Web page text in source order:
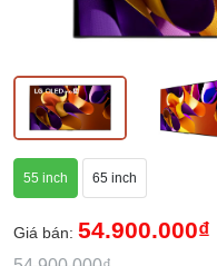
55 inch 65 inch
Giá bán: 54.900.000₫